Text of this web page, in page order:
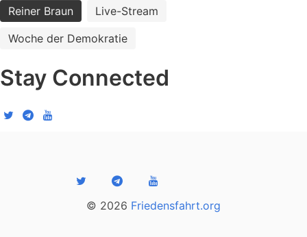
Reiner Braun
Live-Stream
Woche der Demokratie
Stay Connected
© 2026 Friedensfahrt.org